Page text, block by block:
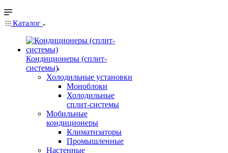
Каталог
Кондиционеры (сплит-
системы)
Холодильные установки
Моноблоки
Холодильные
сплит-системы
Мобильные
кондиционеры
Климатизаторы
Промышленные
Настенные